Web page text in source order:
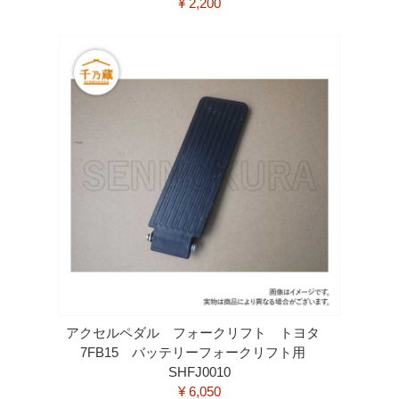
¥ 2,200
アクセルペダル フォークリフト トヨタ
7FB15 バッテリーフォークリフト用
SHFJ0010
¥ 6,050